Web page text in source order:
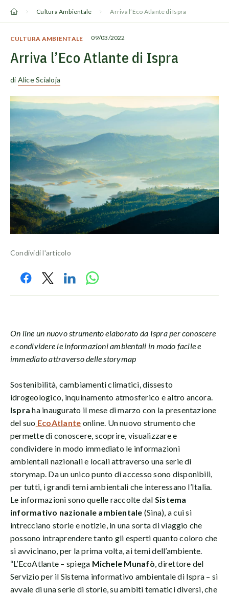
Cultura Ambientale Arriva l’Eco Atlante di Ispra
CULTURA AMBIENTALE 09/03/2022
Arriva l’Eco Atlante di Ispra
di Alice Scialoja
Condividi l'articolo
On line un nuovo strumento elaborato da Ispra per conoscere
e condividere le informazioni ambientali in modo facile e
immediato attraverso delle storymap
Sostenibilità, cambiamenti climatici, dissesto
idrogeologico, inquinamento atmosferico e altro ancora.
Ispraha inaugurato il mese di marzo con la presentazione
del suo EcoAtlante online. Un nuovo strumento che
permette di conoscere, scoprire, visualizzare e
condividere in modo immediato le informazioni
ambientali nazionali e locali attraverso una serie di
storymap. Da un unico punto di accesso sono disponibili,
per tutti, i grandi temi ambientali che interessano l’Italia.
Le informazioni sono quelle raccolte dal Sistema
informativo nazionale ambientale (Sina), a cui si
intrecciano storie e notizie, in una sorta di viaggio che
possono intraprendere tanto gli esperti quanto coloro che
si avvicinano, per la prima volta, ai temi dell’ambiente.
“L’EcoAtlante – spiega Michele Munafò, direttore del
Servizio per il Sistema informativo ambientale di Ispra – si
avvale di una serie di storie, su ambiti tematici diversi, che